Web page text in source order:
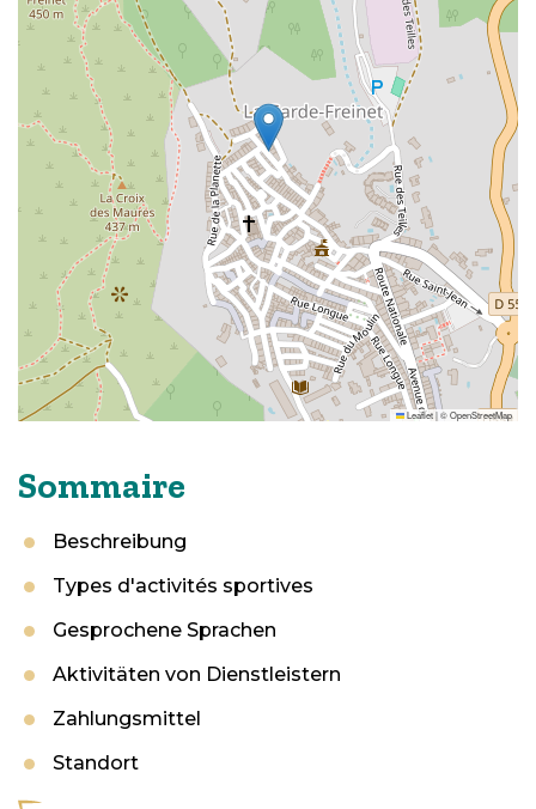
Sommaire
Beschreibung
Types d'activités sportives
Gesprochene Sprachen
Aktivitäten von Dienstleistern
Zahlungsmittel
Standort
Leaflet|©OpenStreetMap